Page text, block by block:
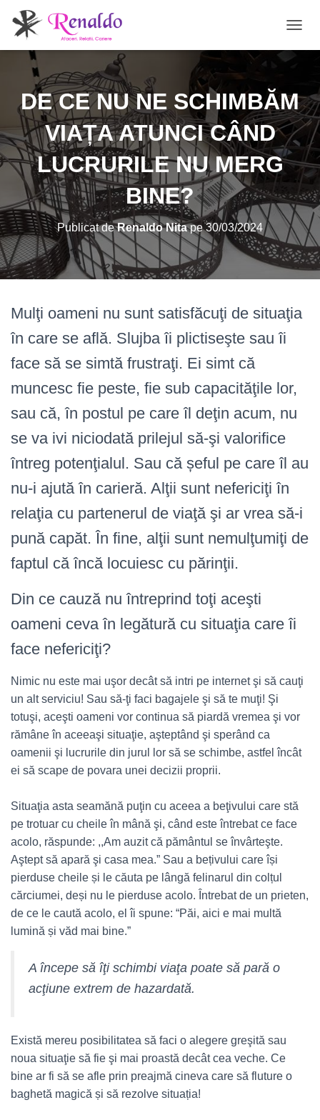
O
Ă
N
A
V
A
R
E
DE CE NU NE SCHIMBĂM
VIAȚA ATUNCI CÂND
LUCRURILE NU MERG
BINE?
Publicat deRenaldo Nitape30/03/2024
Mulţi oameni nu sunt satisfăcuţi de situaţia
în care se află. Slujba îi plictiseşte sau îi
face să se simtă frustraţi. Ei simt că
muncesc fie peste, fie sub capacităţile lor,
sau că, în postul pe care îl deţin acum, nu
se va ivi niciodată prilejul să-şi valorifice
întreg potenţialul. Sau că șeful pe care îl au
nu-i ajută în carieră. Alţii sunt nefericiţi în
relaţia cu partenerul de viaţă şi ar vrea să-i
pună capăt. În fine, alţii sunt nemulţumiţi de
faptul că încă locuiesc cu părinţii.
Din ce cauză nu întreprind toţi aceşti
oameni ceva în legătură cu situaţia care îi
face nefericiţi?
Nimic nu este mai uşor decât să intri pe internet şi să cauţi
un alt serviciu! Sau să-ţi faci bagajele şi să te muţi! Şi
totuşi, aceşti oameni vor continua să piardă vremea şi vor
rămâne în aceeaşi situaţie, aşteptând şi sperând ca
oamenii şi lucrurile din jurul lor să se schimbe, astfel încât
ei să scape de povara unei decizii proprii.
Situaţia asta seamănă puţin cu aceea a beţivului care stă
pe trotuar cu cheile în mână şi, când este întrebat ce face
acolo, răspunde: ,,Am auzit că pământul se învârteşte.
Aştept să apară şi casa mea.” Sau a bețivului care își
pierduse cheile și le căuta pe lângă felinarul din colțul
cărciumei, deși nu le pierduse acolo. Întrebat de un prieten,
de ce le caută acolo, el îi spune: “Păi, aici e mai multă
lumină și văd mai bine.”
A începe să îţi schimbi viaţa poate să pară o
acţiune extrem de hazardată.
Există mereu posibilitatea să faci o alegere greşită sau
noua situaţie să fie şi mai proastă decât cea veche. Ce
bine ar fi să se afle prin preajmă cineva care să fluture o
baghetă magică și să rezolve situația!